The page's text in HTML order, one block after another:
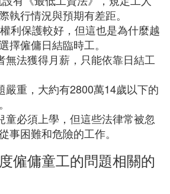
執行情況與預期有差距。
利保護較好，但這也是為什麼越
擇僱傭日結臨時工。
無法獲得月薪，只能依靠日結工
嚴重，大約有2800萬14歲以下的
童必須上學，但這些法律常被忽
事困難和危險的工作。
僱傭童工的問題相關的